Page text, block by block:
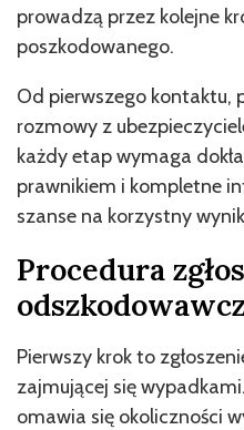
prowadzą przez kolejne
poszkodowanego.
Od pierwszego kontaktu,
rozmowy z
każdy etap wymaga
prawnikiem i kompletne
szanse na korzystny
Procedura
Pierwszy krok to
zajmującej się
omawia się okoliczności